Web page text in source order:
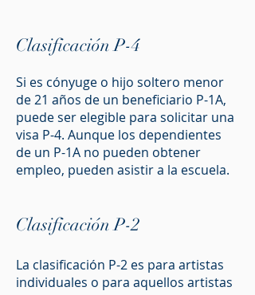
Clasificación P-4
Si es cónyuge o hijo soltero menor
de 21 años de un beneficiario P-1A,
puede ser elegible para solicitar una
visa P-4. Aunque los dependientes
de un P-1A no pueden obtener
empleo, pueden asistir a la escuela.
Clasificación P-2
La clasificación P-2 es para artistas
individuales o para aquellos artistas